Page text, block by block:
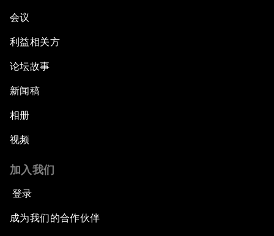
会议
利益相关方
论坛故事
新闻稿
相册
视频
加入我们
登录
成为我们的合作伙伴